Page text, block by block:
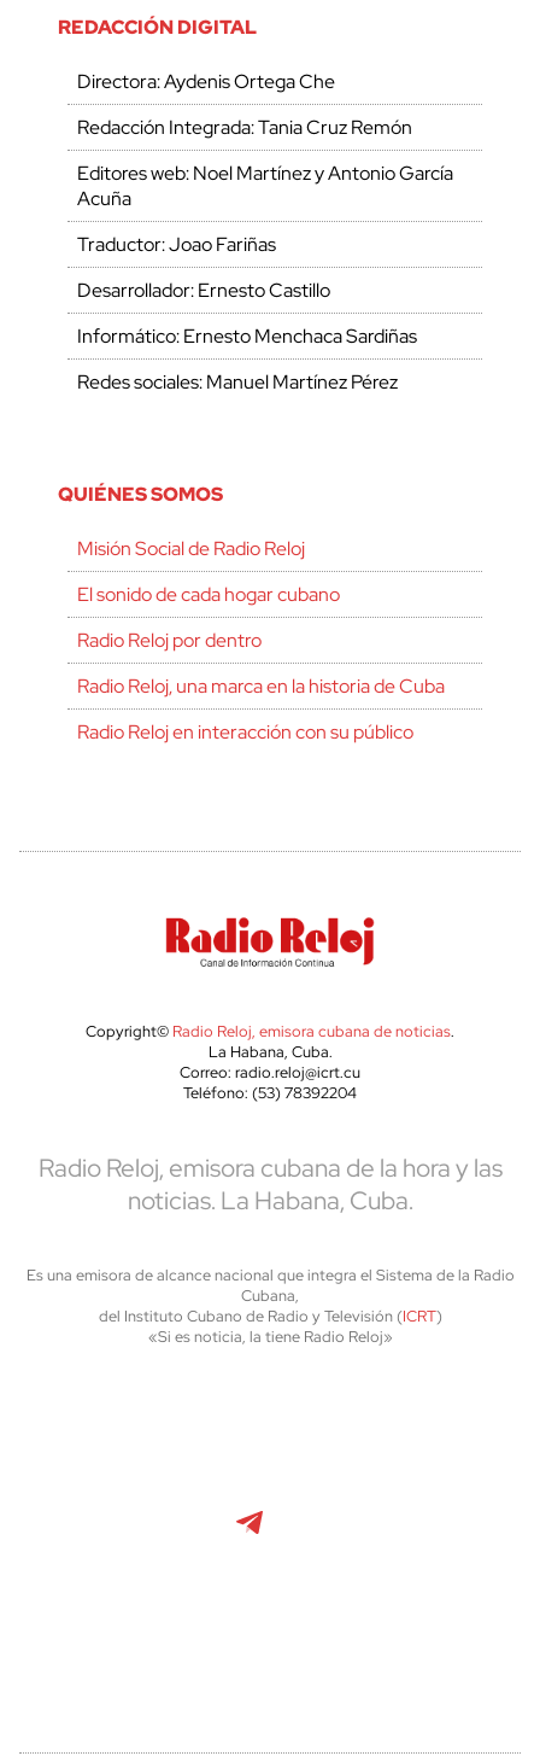
REDACCIÓN DIGITAL
Directora: Aydenis Ortega Che
Redacción Integrada: Tania Cruz Remón
Editores web: Noel Martínez y Antonio García
Acuña
Traductor: Joao Fariñas
Desarrollador: Ernesto Castillo
Informático: Ernesto Menchaca Sardiñas
Redes sociales: Manuel Martínez Pérez
QUIÉNES SOMOS
Misión Social de Radio Reloj
El sonido de cada hogar cubano
Radio Reloj por dentro
Radio Reloj, una marca en la historia de Cuba
Radio Reloj en interacción con su público
Copyright© Radio Reloj, emisora cubana de noticias.
La Habana, Cuba.
Correo: radio.reloj@icrt.cu
Teléfono: (53) 78392204
Radio Reloj, emisora cubana de la hora y las
noticias. La Habana, Cuba.
Es una emisora de alcance nacional que integra el Sistema de la Radio
Cubana,
del Instituto Cubano de Radio y Televisión (ICRT)
«Si es noticia, la tiene Radio Reloj»